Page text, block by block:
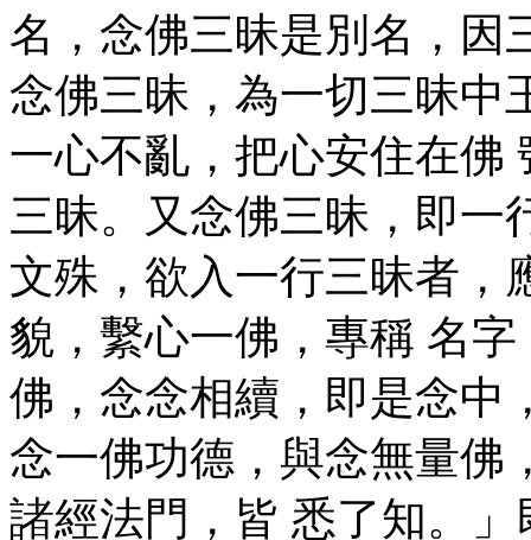
名，念佛三昧是別名，因
念佛三昧，為一切三昧中
一心不亂，把心安住在佛
三昧。又念佛三昧，即一
文殊，欲入一行三昧者，
貌，繫心一佛，專稱 名
佛，念念相續，即是念中
念一佛功德，與念無量佛
諸經法門，皆 悉了知。